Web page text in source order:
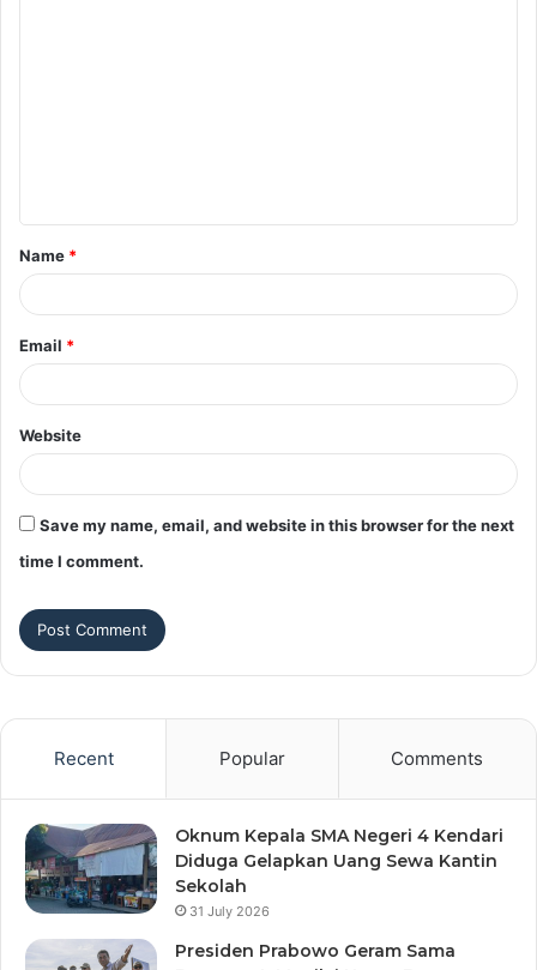
t
*
Name *
Email *
Website
Save my name, email, and website in this browser for the next
time I comment.
Recent Popular Comments
Oknum Kepala SMA Negeri 4 Kendari
Diduga Gelapkan Uang Sewa Kantin
Sekolah
31 July 2026
Presiden Prabowo Geram Sama